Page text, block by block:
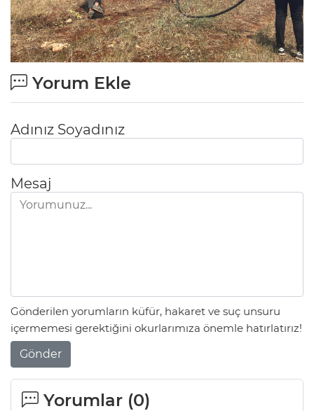
Yorum Ekle
Adınız Soyadınız
Mesaj
Gönderilen yorumların küfür, hakaret ve suç unsuru
içermemesi gerektiğini okurlarımıza önemle hatırlatırız!
Gönder
Yorumlar (0)